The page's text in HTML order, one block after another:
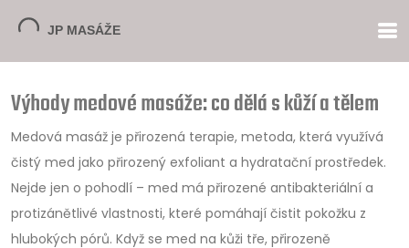
Výhody medové masáže: co dělá s kůží a tělem
Medová masáž je přirozená terapie, metoda, která využívá
čistý med jako přirozený exfoliant a hydratační prostředek.
Nejde jen o pohodlí – med má přirozené antibakteriální a
protizánětlivé vlastnosti, které pomáhají čistit pokožku z
hlubokých pórů. Když se med na kůži tře, přirozeně